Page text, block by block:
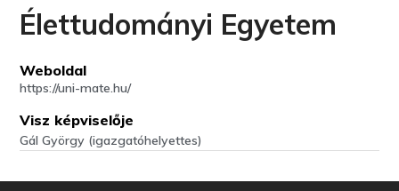
Élettudományi Egyetem
Weboldal
https://uni-mate.hu/
Visz képviselője
Gál György (igazgatóhelyettes)